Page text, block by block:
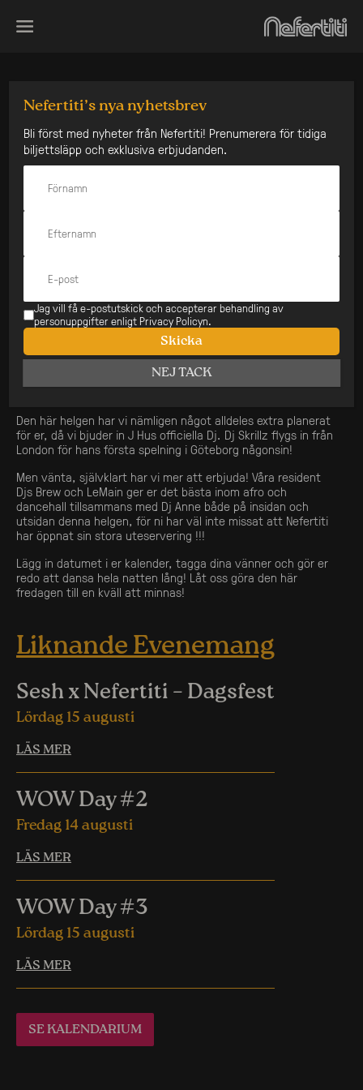
What’s Good
Den här konserten har
redan varit
Pris: 200 kr
På Scen: 23:00
Stänger: - Lyssna på Spotify
Fredagen är runt hörnet och vi räknar ned sekunderna!
Den här helgen har vi nämligen något alldeles extra planerat
för er, då vi bjuder in J Hus officiella Dj. Dj Skrillz flygs in från
London för hans första spelning i Göteborg någonsin!
Men vänta, självklart har vi mer att erbjuda! Våra resident
Djs Brew och LeMain ger er det bästa inom afro och
dancehall tillsammans med Dj Anne både på insidan och
utsidan denna helgen, för ni har väl inte missat att Nefertiti
har öppnat sin stora uteservering !!!
Lägg in datumet i er kalender, tagga dina vänner och gör er
redo att dansa hela natten lång! Låt oss göra den här
fredagen till en kväll att minnas!
Liknande Evenemang
Sesh x Nefertiti – Dagsfest
Lördag 15 augusti
LÄS MER
WOW Day #2
Fredag 14 augusti
LÄS MER
WOW Day #3
Lördag 15 augusti
LÄS MER
SE KALENDARIUM
Nefertiti’s nya nyhetsbrev
Bli först med nyheter från Nefertiti! Prenumerera för tidiga
biljettsläpp och exklusiva erbjudanden.
Jag vill få e-postutskick och accepterar behandling av
personuppgifter enligt Privacy Policyn.
Skicka
NEJ TACK